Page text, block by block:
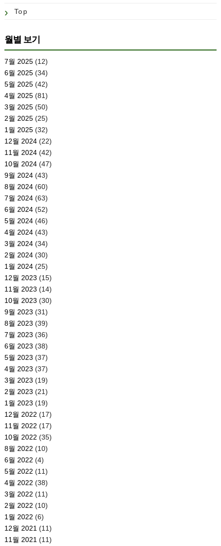
Top
월별 보기
7월 2025(12)
6월 2025(34)
5월 2025(42)
4월 2025(81)
3월 2025(50)
2월 2025(25)
1월 2025(32)
12월 2024(22)
11월 2024(42)
10월 2024(47)
9월 2024(43)
8월 2024(60)
7월 2024(63)
6월 2024(52)
5월 2024(46)
4월 2024(43)
3월 2024(34)
2월 2024(30)
1월 2024(25)
12월 2023 (15)
11월 2023 (14)
10월 2023 (30)
9월 2023 (31)
8월 2023 (39)
7월 2023 (36)
6월 2023 (38)
5월 2023 (37)
4월 2023 (37)
3월 2023 (19)
2월 2023 (21)
1월 2023 (19)
12월 2022 (17)
11월 2022 (17)
10월 2022 (35)
8월 2022 (10)
6월 2022 (4)
5월 2022 (11)
4월 2022 (38)
3월 2022 (11)
2월 2022 (10)
1월 2022 (6)
12월 2021 (11)
11월 2021 (11)